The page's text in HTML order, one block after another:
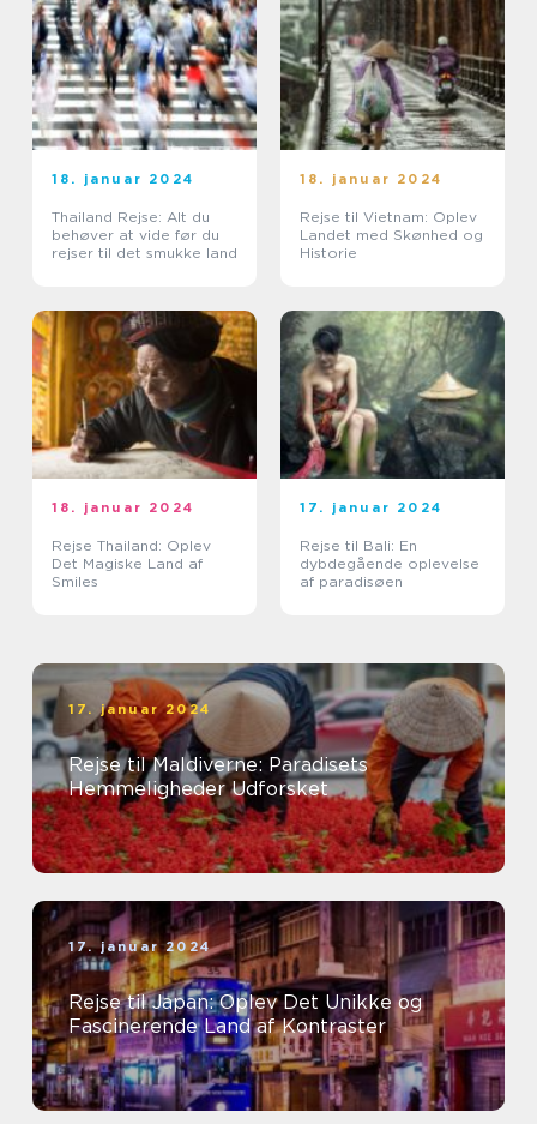
18. januar 2024
Thailand Rejse: Alt du
behøver at vide før du
rejser til det smukke land
18. januar 2024
Rejse til Vietnam: Oplev
Landet med Skønhed og
Historie
18. januar 2024
Rejse Thailand: Oplev
Det Magiske Land af
Smiles
17. januar 2024
Rejse til Bali: En
dybdegående oplevelse
af paradisøen
17. januar 2024
Rejse til Maldiverne: Paradisets
Hemmeligheder Udforsket
17. januar 2024
Rejse til Japan: Oplev Det Unikke og
Fascinerende Land af Kontraster